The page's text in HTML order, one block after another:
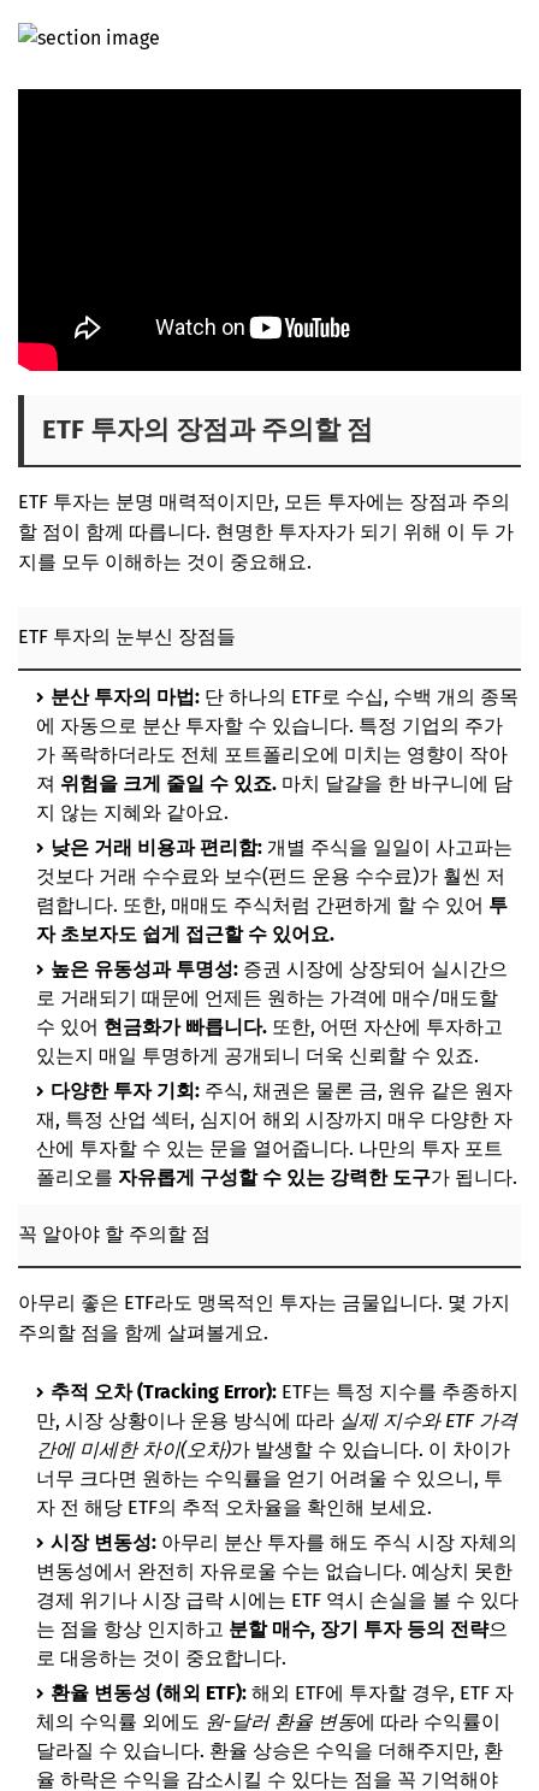
ETF 투자의 장점과 주의할 점
ETF 투자는 분명 매력적이지만, 모든 투자에는 장점과 주의
할 점이 함께 따릅니다. 현명한 투자자가 되기 위해 이 두 가
지를 모두 이해하는 것이 중요해요.
ETF 투자의 눈부신 장점들
분산 투자의 마법: 단 하나의 ETF로 수십, 수백 개의 종목
에 자동으로 분산 투자할 수 있습니다. 특정 기업의 주가
가 폭락하더라도 전체 포트폴리오에 미치는 영향이 작아
져 위험을 크게 줄일 수 있죠. 마치 달걀을 한 바구니에 담
지 않는 지혜와 같아요.
낮은 거래 비용과 편리함: 개별 주식을 일일이 사고파는
것보다 거래 수수료와 보수(펀드 운용 수수료)가 훨씬 저
렴합니다. 또한, 매매도 주식처럼 간편하게 할 수 있어 투
자 초보자도 쉽게 접근할 수 있어요.
높은 유동성과 투명성: 증권 시장에 상장되어 실시간으
로 거래되기 때문에 언제든 원하는 가격에 매수/매도할
수 있어 현금화가 빠릅니다. 또한, 어떤 자산에 투자하고
있는지 매일 투명하게 공개되니 더욱 신뢰할 수 있죠.
다양한 투자 기회: 주식, 채권은 물론 금, 원유 같은 원자
재, 특정 산업 섹터, 심지어 해외 시장까지 매우 다양한 자
산에 투자할 수 있는 문을 열어줍니다. 나만의 투자 포트
폴리오를 자유롭게 구성할 수 있는 강력한 도구가 됩니다.
꼭 알아야 할 주의할 점
아무리 좋은 ETF라도 맹목적인 투자는 금물입니다. 몇 가지
주의할 점을 함께 살펴볼게요.
추적 오차 (Tracking Error): ETF는 특정 지수를 추종하지
만, 시장 상황이나 운용 방식에 따라 실제 지수와 ETF 가격
간에 미세한 차이(오차)가 발생할 수 있습니다. 이 차이가
너무 크다면 원하는 수익률을 얻기 어려울 수 있으니, 투
자 전 해당 ETF의 추적 오차율을 확인해 보세요.
시장 변동성: 아무리 분산 투자를 해도 주식 시장 자체의
변동성에서 완전히 자유로울 수는 없습니다. 예상치 못한
경제 위기나 시장 급락 시에는 ETF 역시 손실을 볼 수 있다
는 점을 항상 인지하고 분할 매수, 장기 투자 등의 전략으
로 대응하는 것이 중요합니다.
환율 변동성 (해외 ETF): 해외 ETF에 투자할 경우, ETF 자
체의 수익률 외에도 원-달러 환율 변동에 따라 수익률이
달라질 수 있습니다. 환율 상승은 수익을 더해주지만, 환
율 하락은 수익을 감소시킬 수 있다는 점을 꼭 기억해야